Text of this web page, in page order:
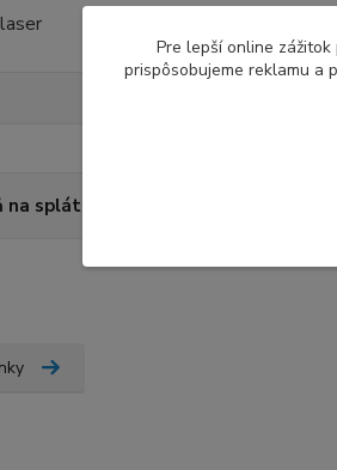
splátky
Pre lepší online zážitok
prispôsobujeme reklamu a